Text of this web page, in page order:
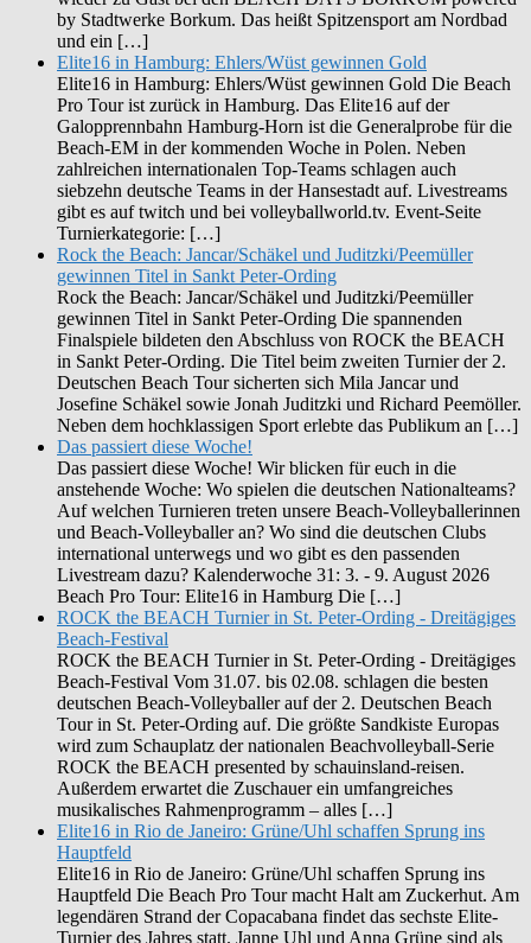
by Stadtwerke Borkum. Das heißt Spitzensport am Nordbad
und ein […]
Elite16 in Hamburg: Ehlers/Wüst gewinnen Gold
Elite16 in Hamburg: Ehlers/Wüst gewinnen Gold Die Beach
Pro Tour ist zurück in Hamburg. Das Elite16 auf der
Galopprennbahn Hamburg-Horn ist die Generalprobe für die
Beach-EM in der kommenden Woche in Polen. Neben
zahlreichen internationalen Top-Teams schlagen auch
siebzehn deutsche Teams in der Hansestadt auf. Livestreams
gibt es auf twitch und bei volleyballworld.tv. Event-Seite
Turnierkategorie: […]
Rock the Beach: Jancar/Schäkel und Juditzki/Peemüller
gewinnen Titel in Sankt Peter-Ording
Rock the Beach: Jancar/Schäkel und Juditzki/Peemüller
gewinnen Titel in Sankt Peter-Ording Die spannenden
Finalspiele bildeten den Abschluss von ROCK the BEACH
in Sankt Peter-Ording. Die Titel beim zweiten Turnier der 2.
Deutschen Beach Tour sicherten sich Mila Jancar und
Josefine Schäkel sowie Jonah Juditzki und Richard Peemöller.
Neben dem hochklassigen Sport erlebte das Publikum an […]
Das passiert diese Woche!
Das passiert diese Woche! Wir blicken für euch in die
anstehende Woche: Wo spielen die deutschen Nationalteams?
Auf welchen Turnieren treten unsere Beach-Volleyballerinnen
und Beach-Volleyballer an? Wo sind die deutschen Clubs
international unterwegs und wo gibt es den passenden
Livestream dazu? Kalenderwoche 31: 3. - 9. August 2026
Beach Pro Tour: Elite16 in Hamburg Die […]
ROCK the BEACH Turnier in St. Peter-Ording - Dreitägiges
Beach-Festival
ROCK the BEACH Turnier in St. Peter-Ording - Dreitägiges
Beach-Festival Vom 31.07. bis 02.08. schlagen die besten
deutschen Beach-Volleyballer auf der 2. Deutschen Beach
Tour in St. Peter-Ording auf. Die größte Sandkiste Europas
wird zum Schauplatz der nationalen Beachvolleyball-Serie
ROCK the BEACH presented by schauinsland-reisen.
Außerdem erwartet die Zuschauer ein umfangreiches
musikalisches Rahmenprogramm – alles […]
Elite16 in Rio de Janeiro: Grüne/Uhl schaffen Sprung ins
Hauptfeld
Elite16 in Rio de Janeiro: Grüne/Uhl schaffen Sprung ins
Hauptfeld Die Beach Pro Tour macht Halt am Zuckerhut. Am
legendären Strand der Copacabana findet das sechste Elite-
Turnier des Jahres statt. Janne Uhl und Anna Grüne sind als